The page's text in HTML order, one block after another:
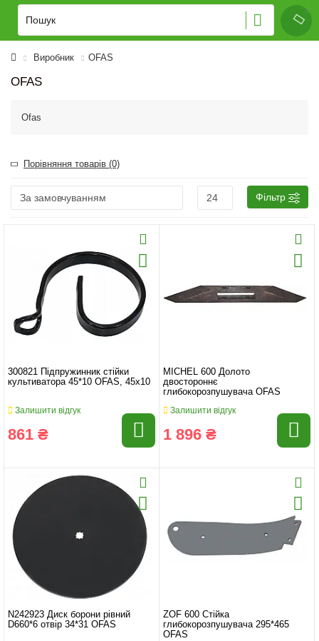
Виробник OFAS
OFAS
Ofas
Порівняння товарів (0)
Фільтр
300821 Підпружинник стійки
культиватора 45*10 OFAS, 45x10
Залишити відгук
861 ₴
MICHEL 600 Долото
двостороннє
глибокорозпушувача OFAS
Залишити відгук
1 896 ₴
N242923 Диск борони рівний
D660*6 отвір 34*31 OFAS
ZOF 600 Стійка
глибокорозпушувача 295*465
OFAS